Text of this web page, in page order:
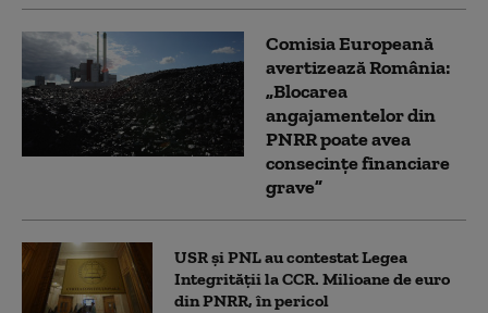
Comisia Europeană
avertizează România:
„Blocarea
angajamentelor din
PNRR poate avea
consecințe financiare
grave”
USR și PNL au contestat Legea
Integrității la CCR. Milioane de euro
din PNRR, în pericol